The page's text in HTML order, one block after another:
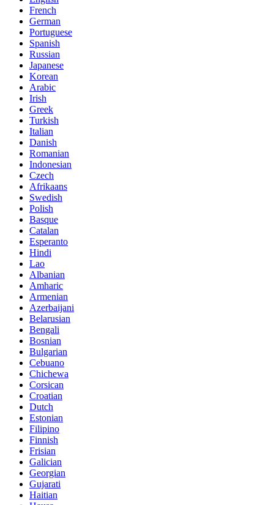
French
German
Portuguese
Spanish
Russian
Japanese
Korean
Arabic
Irish
Greek
Turkish
Italian
Danish
Romanian
Indonesian
Czech
Afrikaans
Swedish
Polish
Basque
Catalan
Esperanto
Hindi
Lao
Albanian
Amharic
Armenian
Azerbaijani
Belarusian
Bengali
Bosnian
Bulgarian
Cebuano
Chichewa
Corsican
Croatian
Dutch
Estonian
Filipino
Finnish
Frisian
Galician
Georgian
Gujarati
Haitian